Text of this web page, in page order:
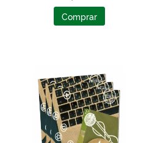
Comprar